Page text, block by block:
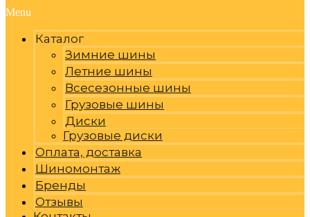
Menu
Каталог
Зимние шины
Летние шины
Всесезонные шины
Грузовые шины
Диски
Грузовые диски
Оплата, доставка
Шиномонтаж
Бренды
Отзывы